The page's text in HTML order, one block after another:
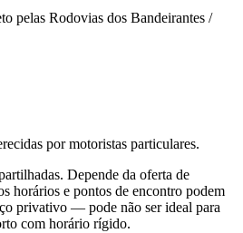
pelas Rodovias dos Bandeirantes /
por motoristas particulares.
Depende da oferta de
horários e pontos de encontro podem
privativo — pode não ser ideal para
com horário rígido.